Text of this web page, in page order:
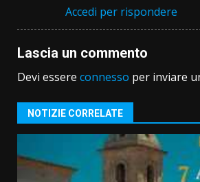
Accedi per rispondere
Lascia un commento
Devi essere connesso per inviare
NOTIZIE CORRELATE